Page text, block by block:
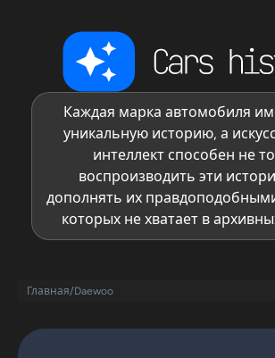
Каждая марка автомобиля
уникальную историю, а
интеллект способен не
воспроизводить эти
дополнять их
которых не хватает в
Главная/Daewoo